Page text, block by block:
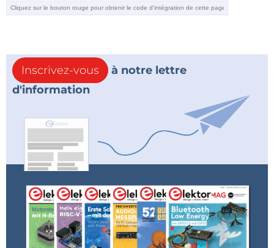
Inscrivez-vous
à notre lettre
d'information